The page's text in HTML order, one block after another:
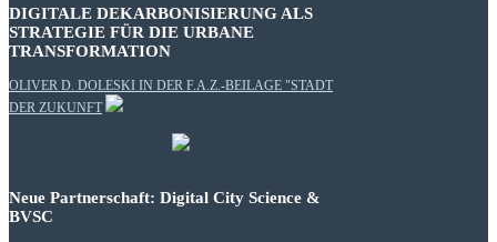
DIGITALE DEKARBONISIERUNG ALS
STRATEGIE FÜR DIE URBANE
TRANSFORMATION
OLIVER D. DOLESKI IN DER F.A.Z.-BEILAGE "STADT
DER ZUKUNFT
Neue Partnerschaft: Digital City Science &
BVSC